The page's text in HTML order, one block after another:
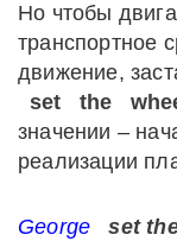
Но чтобы
транспортное
движение,
set
the
значении –
реализации
George set